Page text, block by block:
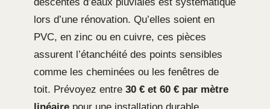
lors d’une rénovation. Qu’elles soient en
PVC, en zinc ou en cuivre, ces pièces
assurent l’étanchéité des points sensibles
comme les cheminées ou les fenêtres de
toit. Prévoyez entre 30 € et 60 € par mètre